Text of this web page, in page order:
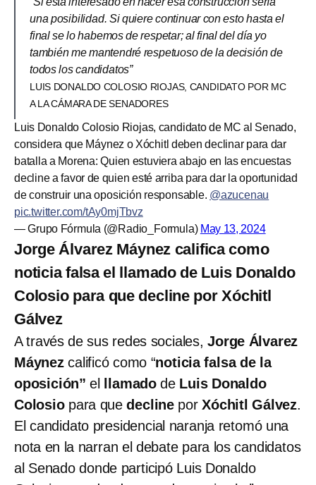
una posibilidad. Si quiere continuar con esto hasta el
final se lo habemos de respetar; al final del día yo
también me mantendré respetuoso de la decisión de
todos los candidatos”
LUIS DONALDO COLOSIO RIOJAS, CANDIDATO POR MC
A LA CÁMARA DE SENADORES
Luis Donaldo Colosio Riojas, candidato de MC al Senado,
considera que Máynez o Xóchitl deben declinar para dar
batalla a Morena: Quien estuviera abajo en las encuestas
decline a favor de quien esté arriba para dar la oportunidad
de construir una oposición responsable. @azucenau
pic.twitter.com/tAy0mjTbvz
— Grupo Fórmula (@Radio_Formula) May 13, 2024
Jorge Álvarez Máynez califica como
noticia falsa el llamado de Luis Donaldo
Colosio para que decline por Xóchitl
Gálvez
A través de sus redes sociales,Jorge Álvarez
Máynezcalificó como “noticia falsa de la
oposición” el llamado de Luis Donaldo
Colosiopara quedecline porXóchitl Gálvez.
El candidato presidencial naranja retomó una
nota en la narran el debate para los candidatos
al Senado donde participó Luis Donaldo